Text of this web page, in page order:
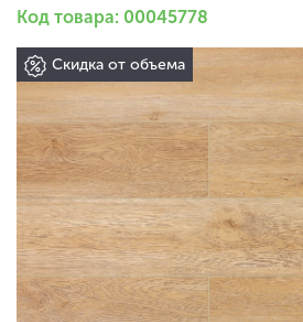
Код товара: 00045778
Скидка от объема